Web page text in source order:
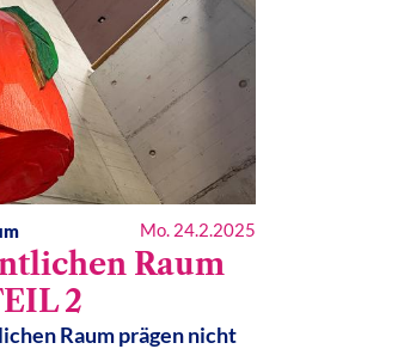
Mo. 24.2.2025
Raum
2
Raum prägen nicht